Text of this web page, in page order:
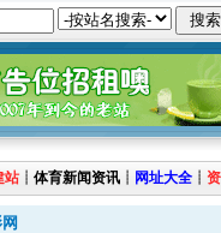
站 ┊ 体育新闻资讯 ┊ 网址大全 ┊